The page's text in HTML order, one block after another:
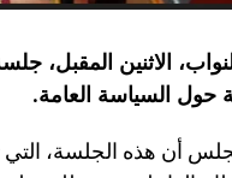
الاثنين المقبل،
حول السياسة العامة.